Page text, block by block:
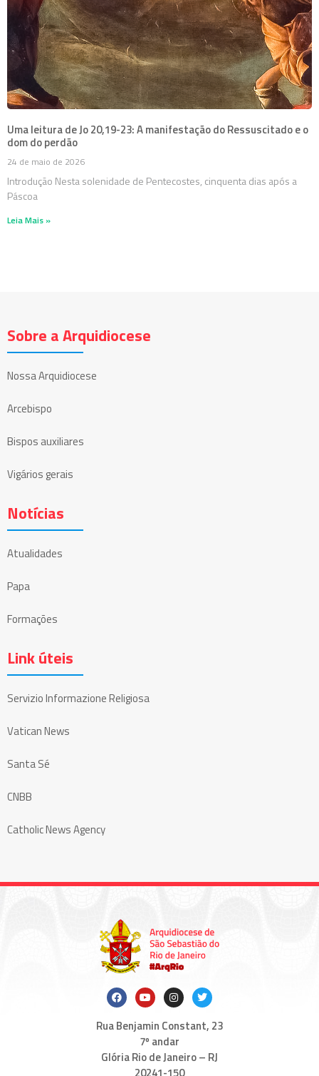
Uma leitura de Jo 20,19-23: A manifestação do Ressuscitado e o
dom do perdão
24 de maio de 2026
Introdução Nesta solenidade de Pentecostes, cinquenta dias após a
Páscoa
Leia Mais »
Sobre a Arquidiocese
Nossa Arquidiocese
Arcebispo
Bispos auxiliares
Vigários gerais
Notícias
Atualidades
Papa
Formações
Link úteis
Servizio Informazione Religiosa
Vatican News
Santa Sé
CNBB
Catholic News Agency
Rua Benjamin Constant, 23
7º andar
Glória Rio de Janeiro – RJ